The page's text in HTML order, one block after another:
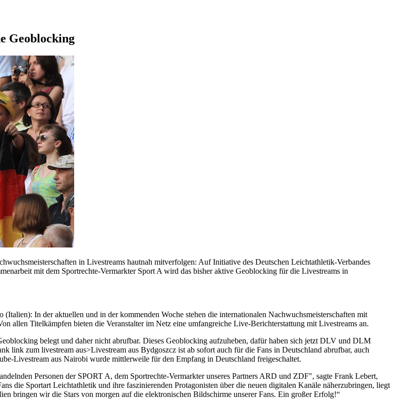
Geoblocking
in Livestreams hautnah mitverfolgen: Auf Initiative des Deutschen Leichtathletik-Verbandes
mit dem Sportrechte-Vermarkter Sport A wird das bisher aktive Geoblocking für die Livestreams in
In der aktuellen und in der kommenden Woche stehen die internationalen Nachwuchsmeisterschaften mit
allen Titelkämpfen bieten die Veranstalter im Netz eine umfangreiche Live-Berichterstattung mit Livestreams an.
belegt und daher nicht abrufbar. Dieses Geoblocking aufzuheben, dafür haben sich jetzt DLV und DLM
link zum livestream aus>Livestream aus Bydgoszcz ist ab sofort auch für die Fans in Deutschland abrufbar, auch
Livestream aus Nairobi wurde mittlerweile für den Empfang in Deutschland freigeschaltet.
Personen der SPORT A, dem Sportrechte-Vermarkter unseres Partners ARD und ZDF", sagte Frank Lebert,
die Sportart Leichtathletik und ihre faszinierenden Protagonisten über die neuen digitalen Kanäle näherzubringen, liegt
bringen wir die Stars von morgen auf die elektronischen Bildschirme unserer Fans. Ein großer Erfolg!“